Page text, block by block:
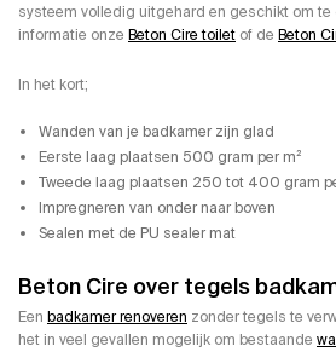
systeem volledig uitgehard en geschikt om te
informatie onze Beton Cire toilet of de Beton
In het kort;
Wanden van je badkamer zijn glad
Eerste laag plaatsen 500 gram per m²
Tweede laag plaatsen 250 tot 400 gram
Impregneren van onder naar boven
Sealen met de PU sealer mat
Beton Cire over tegels
Een badkamer renoveren zonder tegels te
het in veel gevallen mogelijk om bestaande